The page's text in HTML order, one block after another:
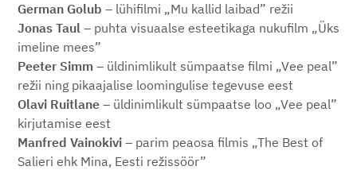
German Golub – lühifilmi „Mu kallid laibad” režii
Jonas Taul – puhta visuaalse esteetikaga nukufilm „Üks
imeline mees”
Peeter Simm – üldinimlikult sümpaatse filmi „Vee peal”
režii ning pikaajalise loomingulise tegevuse eest
Olavi Ruitlane – üldinimlikult sümpaatse loo „Vee peal”
kirjutamise eest
Manfred Vainokivi – parim peaosa filmis „The Best of
Salieri ehk Mina, Eesti režissöör”